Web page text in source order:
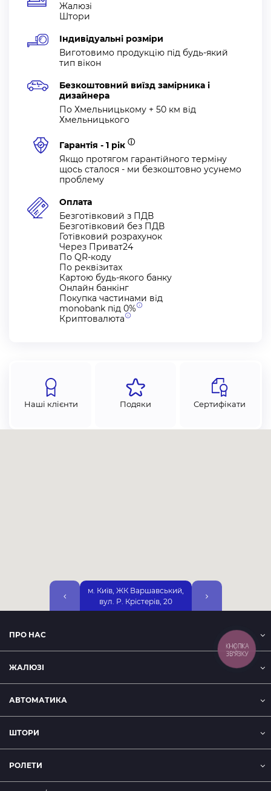
Жалюзі
Штори
Індивідуальні розміри
Виготовимо продукцію під будь-який
тип вікон
Безкоштовний виїзд замірника і
дизайнера
По Хмельницькому + 50 км від
Хмельницького
Гарантія - 1 рік ⓘ
Якщо протягом гарантійного терміну
щось сталося - ми безкоштовно усунемо
проблему
Оплата
Безготівковий з ПДВ
Безготівковий без ПДВ
Готівковий розрахунок
Через Приват24
По QR-коду
По реквізитах
Картою будь-якого банку
Онлайн банкінг
Покупка частинами від
monobank під 0%
Криптовалюта
Наші клієнти Подяки Сертифікати
м. Київ, ЖК Варшавський,
вул. Р. Крістерів, 20
Набережна, 25А, 2-
ПРО НАС
ЖАЛЮЗІ
АВТОМАТИКА
ШТОРИ
РОЛЕТИ
КНОПКА
ЗВ'ЯЗКУ